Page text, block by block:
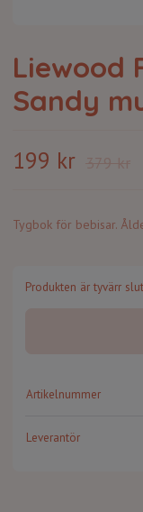
Liewood
Sandy
199 kr 379 kr
Tygbok för bebisar.
Produkten är tyvärr
Artikelnummer
Leverantör